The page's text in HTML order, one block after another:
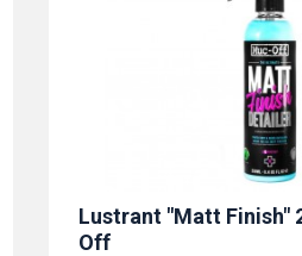
Lustrant "Matt Finish"
Off